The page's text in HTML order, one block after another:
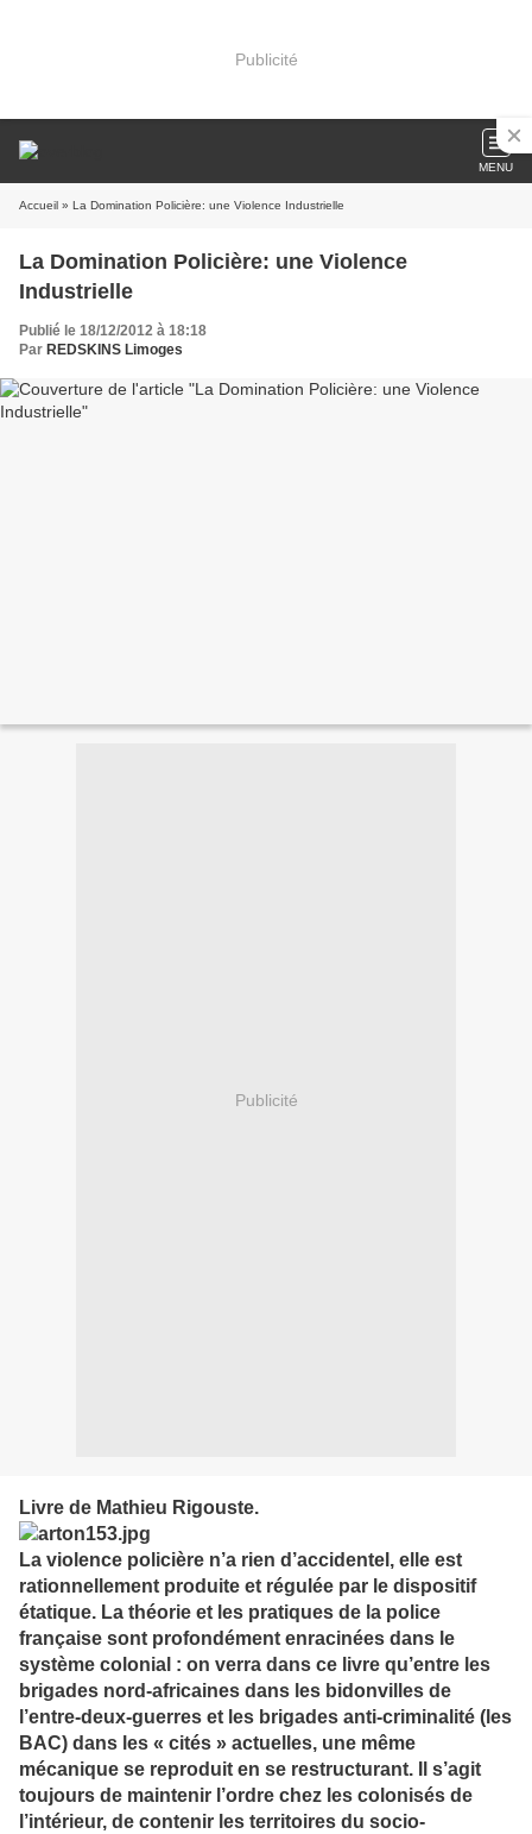
Publicité
MENU
Accueil » La Domination Policière: une Violence Industrielle
La Domination Policière: une Violence
Industrielle
Publié le 18/12/2012 à 18:18
Par REDSKINS Limoges
Publicité
Livre de Mathieu Rigouste.
La violence policière n’a rien d’accidentel, elle est
rationnellement produite et régulée par le dispositif
étatique. La théorie et les pratiques de la police
française sont profondément enracinées dans le
système colonial : on verra dans ce livre qu’entre les
brigades nord-africaines dans les bidonvilles de
l’entre-deux-guerres et les brigades anti-criminalité (les
BAC) dans les « cités » actuelles, une même
mécanique se reproduit en se restructurant. Il s’agit
toujours de maintenir l’ordre chez les colonisés de
l’intérieur, de contenir les territoires du socio-